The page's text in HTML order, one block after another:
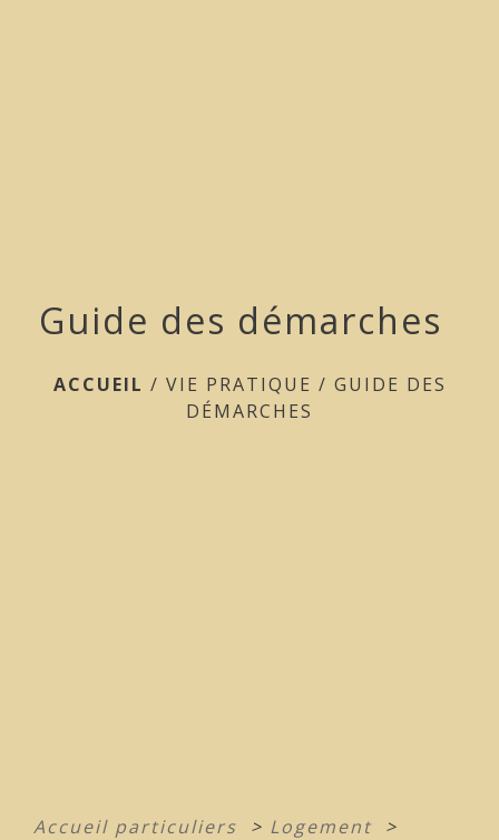
Guide des démarches
ACCUEIL / VIE PRATIQUE / GUIDE DES
DÉMARCHES
Accueil particuliers > Logement >